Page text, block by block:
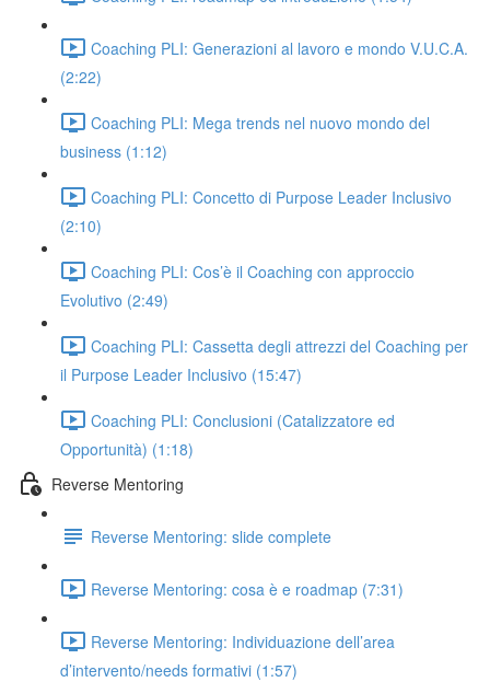
Coaching PLI: Generazioni al lavoro e mondo V.U.C.A.
(2:22)
Coaching PLI: Mega trends nel nuovo mondo del
business (1:12)
Coaching PLI: Concetto di Purpose Leader Inclusivo
(2:10)
Coaching PLI: Cos’è il Coaching con approccio
Evolutivo (2:49)
Coaching PLI: Cassetta degli attrezzi del Coaching per
il Purpose Leader Inclusivo (15:47)
Coaching PLI: Conclusioni (Catalizzatore ed
Opportunità) (1:18)
Reverse Mentoring
Reverse Mentoring: slide complete
Reverse Mentoring: cosa è e roadmap (7:31)
Reverse Mentoring: Individuazione dell’area
d’intervento/needs formativi (1:57)